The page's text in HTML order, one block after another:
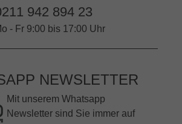
942 894 23
- Fr 9:00 bis 17:00 Uhr
NEWSLETTER
Mit unserem Whatsapp
Newsletter sind Sie immer auf